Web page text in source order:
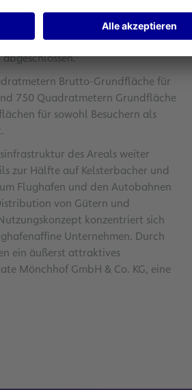
von rund 6.540
Größe in der Baubranche und
erweitert werden. Mit diesem
Brutto-Grundfläche für
750 Quadratmetern Grundfläche
für sowohl Besuchern als
des Areals weiter
zur Hälfte auf Kelsterbacher und
Flughafen und den Autobahnen
von Gütern und
konzentriert sich
Unternehmen. Durch
ein äußerst attraktives
Mönchhof GmbH & Co. KG, eine